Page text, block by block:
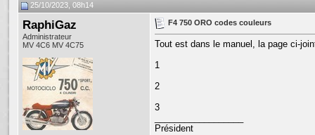
25/10/2023, 08h14
RaphiGaz
Administrateur
MV 4C6 MV 4C75
F4 750 ORO codes couleurs
Tout est dans le manuel, la page ci-
1
2
3
Président